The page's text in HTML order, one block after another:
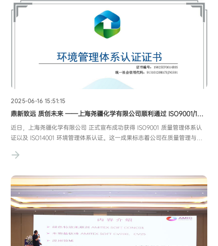
2025-06-16 15:51:15
鼎新致远 质创未来 ——上海尧疆化学有限公司顺利通过 ISO9001/14001 双体系认证，筑牢高质量发展基石
近日，上海尧疆化学有限公司 正式宣布成功获得 ISO9001 质量管理体系认
证以及 ISO14001 环境管理体系认证。这一成果标志着公司在质量管理与环
ISO9001 作为国际公认的质量管理体系标准，其核心聚焦于企业需构建科